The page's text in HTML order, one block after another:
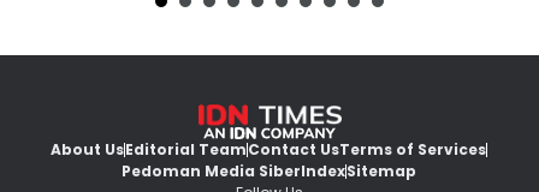
About UsEditorial TeamContact UsTerms of Services
Pedoman Media SiberIndexSitemap